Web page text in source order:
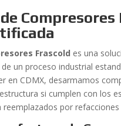
Frascold es una
un proceso industrial
en CDMX, desarmamos
si cumplen con los
por refacciones